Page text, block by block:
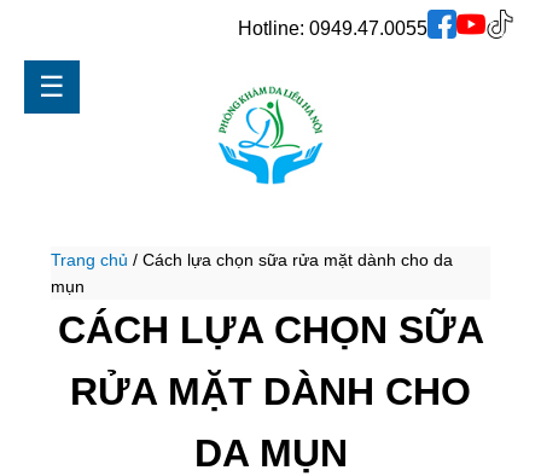
Hotline: 0949.47.0055
☰
Trang chủ /Cách lựa chọn sữa rửa mặt dành cho da
mụn
CÁCH LỰA CHỌN SỮA
RỬA MẶT DÀNH CHO
DA MỤN